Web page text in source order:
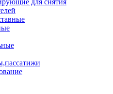
для снятия